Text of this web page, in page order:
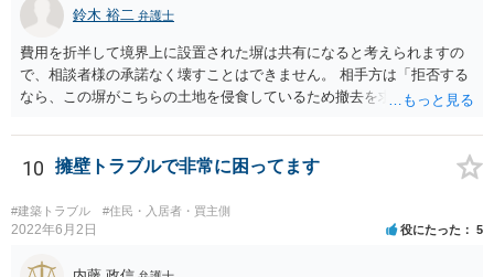
かと思います。
鈴木 裕二 弁護士
費用を折半して境界上に設置された塀は共有になると考えられますの
で、相談者様の承諾なく壊すことはできません。 相手方は「拒否する
なら、この塀がこちらの土地を侵食しているため撤去を求める手続き
ているわけですから、相談者様の同意なく塀の撤去を求めることは法
的には難しいように思われます。 また、「隣地（相談者様）の許可」
というのが何の許可を示しているのか判然としませんが、一般に、高
層建築物の建築確認を得る際は、近隣住民と協議してその建築に関し
同意を得るよう行政指導が行われておりますので、（推測になってし
たのかもしれません。 近隣住民の同意は必須の要件ではないため、直
10 擁壁トラブルで非常に困ってます
#建築トラブル #住民・入居者・買主側
2022年6月2日 役にたった 5